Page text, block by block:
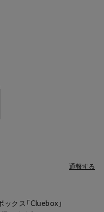
通報する
クス「Cluebox」